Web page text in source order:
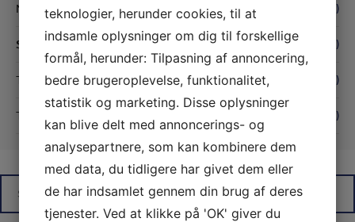
Nyheder (72)
Sport (1)
Træner/Proshop (4)
Turneringsnyt (3)
teknologier, herunder cookies, til at
indsamle oplysninger om dig til forskellige
formål, herunder: Tilpasning af annoncering,
bedre brugeroplevelse, funktionalitet,
statistik og marketing. Disse oplysninger
kan blive delt med annoncerings- og
analysepartnere, som kan kombinere dem
med data, du tidligere har givet dem eller
de har indsamlet gennem din brug af deres
tjenester. Ved at klikke på 'OK' giver du